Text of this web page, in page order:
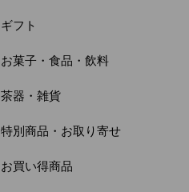
ギフト
お菓子・食品・飲料
茶器・雑貨
特別商品・お取り寄せ
お買い得商品